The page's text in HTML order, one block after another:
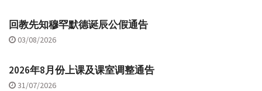
回教先知穆罕默德诞辰公假通告
03/08/2026
2026年8月份上课及课室调整通告
31/07/2026